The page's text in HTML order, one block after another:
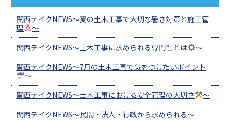
関西テイクNEWS～夏の土木工事で大切な暑さ対策と施工管
理
～
関西テイクNEWS～土木工事に求められる専門性とは
～
関西テイクNEWS～7月の土木工事で気をつけたいポイント
～
関西テイクNEWS～土木工事における安全管理の大切さ
～
関西テイクNEWS～民間・法人・行政から求められる～